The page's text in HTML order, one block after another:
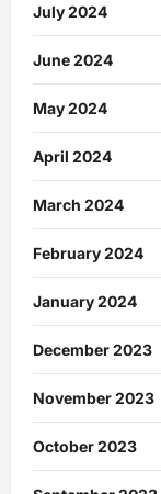
July 2024
June 2024
May 2024
April 2024
March 2024
February 2024
January 2024
December 2023
November 2023
October 2023